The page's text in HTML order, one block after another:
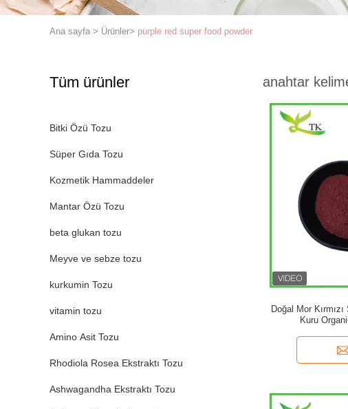
Ana sayfa > Ürünler> purple red super food powder
Tüm ürünler
Bitki Özü Tozu
Süper Gıda Tozu
Kozmetik Hammaddeler
Mantar Özü Tozu
beta glukan tozu
Meyve ve sebze tozu
kurkumin Tozu
vitamin tozu
Amino Asit Tozu
Rhodiola Rosea Ekstraktı Tozu
Ashwagandha Ekstraktı Tozu
anahtar
Doğal Mor
Kuru